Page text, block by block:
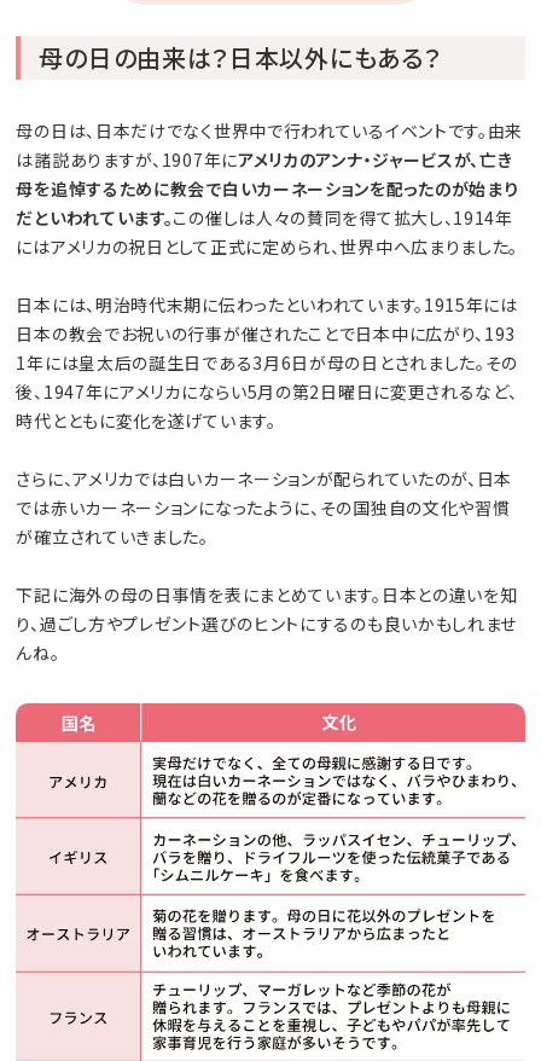
母の日の由来は？日本以外にもある？
母の日は、日本だけでなく世界中で行われているイベントです。由来
は諸説ありますが、1907年にアメリカのアンナ・ジャービスが、亡き
母を追悼するために教会で白いカーネーションを配ったのが始まり
だといわれています。この催しは人々の賛同を得て拡大し、1914年
にはアメリカの祝日として正式に定められ、世界中へ広まりました。
日本には、明治時代末期に伝わったといわれています。1915年には
日本の教会でお祝いの行事が催されたことで日本中に広がり、193
1年には皇太后の誕生日である3月6日が母の日とされました。その
後、1947年にアメリカにならい5月の第2日曜日に変更されるなど、
時代とともに変化を遂げています。
さらに、アメリカでは白いカーネーションが配られていたのが、日本
では赤いカーネーションになったように、その国独自の文化や習慣
が確立されていきました。
下記に海外の母の日事情を表にまとめています。日本との違いを知
り、過ごし方やプレゼント選びのヒントにするのも良いかもしれませ
んね。